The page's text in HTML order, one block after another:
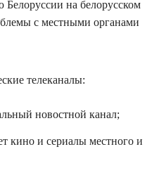
Белоруссии на белорусском
с местными органами
телеканалы:
новостной канал;
кино и сериалы местного и